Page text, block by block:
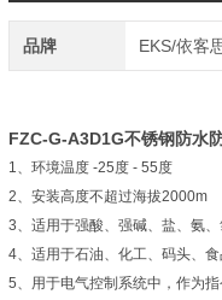
品牌 EKS/依客
FZC-G-A3D1G不锈钢防水
1、环境温度 -25度 - 55度
2、安装高度不超过海拔2000m
3、适用于强酸、强碱、盐、氨
4、适用于石油、化工、码头、
5、用于电气控制系统中，作为